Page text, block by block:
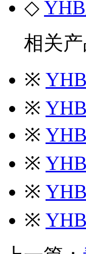
◇
相关产
※
※
※
※
※
※